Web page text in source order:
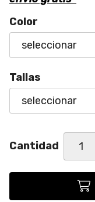
Color
Tallas
Cantidad